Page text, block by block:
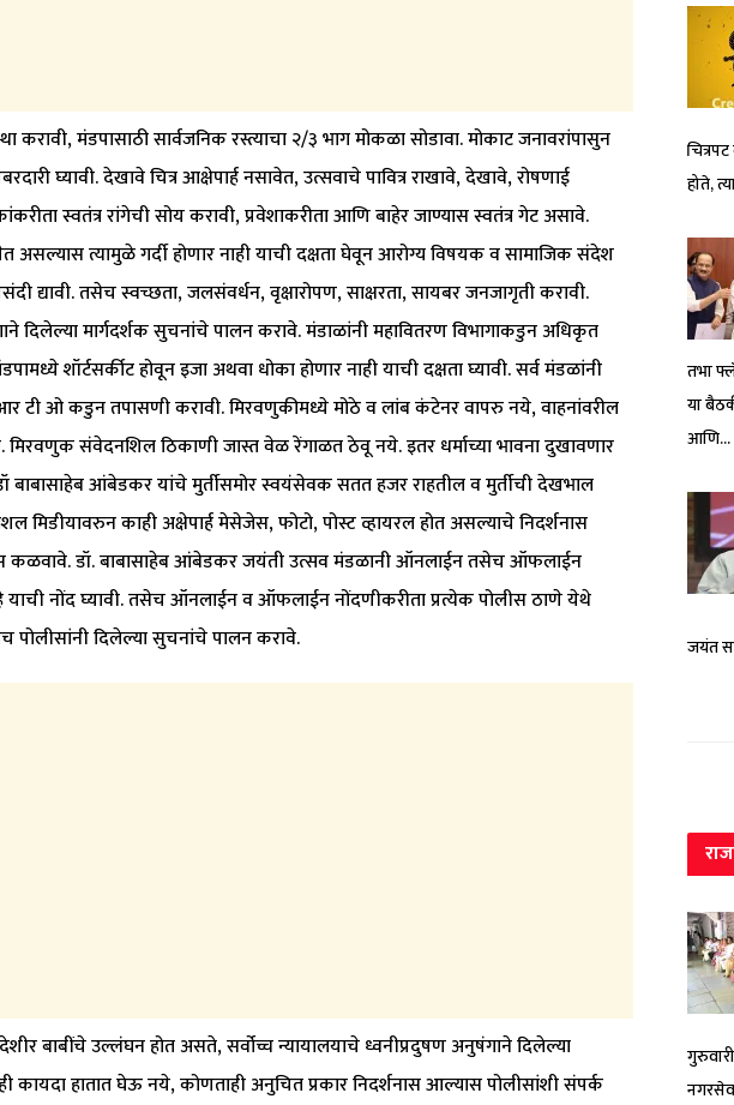
करावी, मंडपासाठी सार्वजनिक रस्त्याचा २/३ भाग मोकळा सोडावा. मोकाट जनावरांपासुन
घ्यावी. देखावे चित्र आक्षेपार्ह नसावेत, उत्सवाचे पावित्र राखावे, देखावे, रोषणाई
स्वतंत्र रांगेची सोय करावी, प्रवेशाकरीता आणि बाहेर जाण्यास स्वतंत्र गेट असावे.
असल्यास त्यामुळे गर्दी होणार नाही याची दक्षता घेवून आरोग्य विषयक व सामाजिक संदेश
द्यावी. तसेच स्वच्छता, जलसंवर्धन, वृक्षारोपण, साक्षरता, सायबर जनजागृती करावी.
दिलेल्या मार्गदर्शक सुचनांचे पालन करावे. मंडाळांनी महावितरण विभागाकडुन अधिकृत
शॉर्टसर्कीट होवून इजा अथवा धोका होणार नाही याची दक्षता घ्यावी. सर्व मंडळांनी
आर टी ओ कडुन तपासणी करावी. मिरवणुकीमध्ये मोठे व लांब कंटेनर वापरु नये, वाहनांवरील
मिरवणुक संवेदनशिल ठिकाणी जास्त वेळ रेंगाळत ठेवू नये. इतर धर्माच्या भावना दुखावणार
बाबासाहेब आंबेडकर यांचे मुर्तीसमोर स्वयंसेवक सतत हजर राहतील व मुर्तीची देखभाल
मिडीयावरुन काही अक्षेपार्ह मेसेजेस, फोटो, पोस्ट व्हायरल होत असल्याचे निदर्शनास
कळवावे. डॉ. बाबासाहेब आंबेडकर जयंती उत्सव मंडळानी ऑनलाईन तसेच ऑफलाईन
नोंद घ्यावी. तसेच ऑनलाईन व ऑफलाईन नोंदणीकरीता प्रत्येक पोलीस ठाणे येथे
दिलेल्या सुचनांचे पालन करावे.
बाबींचे उल्लंघन होत असते, सर्वोच्च न्यायालयाचे ध्वनीप्रदुषण अनुषंगाने दिलेल्या
कायदा हातात घेऊ नये, कोणताही अनुचित प्रकार निदर्शनास आल्यास पोलीसांशी संपर्क
होते,
तभा
या
आणि...
जयंत